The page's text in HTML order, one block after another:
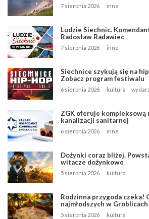
7 sierpnia 2026 inne
Ludzie Siechnic.
Radosław Radawiec
7 sierpnia 2026 inne
Siechnice szykują się na
Zobacz program festiwalu
6 sierpnia 2026 kultura
ZGK oferuje kompleksową
kanalizacji sanitarnej
6 sierpnia 2026 inne
Dożynki coraz bliżej.
witacze dożynkowe
5 sierpnia 2026 kultura
Rodzinna przygoda czeka!
najmłodszych w Groblicach
5 sierpnia 2026 kultura